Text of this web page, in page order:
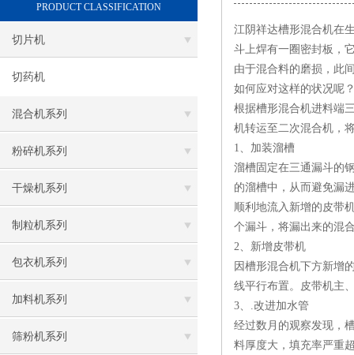
PRODUCT CLASSIFICATION
切片机
切药机
混合机系列
粉碎机系列
干燥机系列
制粒机系列
包衣机系列
加料机系列
筛粉机系列
江阴祥达槽形混合机在
斗上焊有一圈密封板，
由于混合料的磨损，此
如何应对这样的状况呢
根据槽形混合机进料端
机转运至二次混合机，
1、加装溜槽
溜槽固定在三通漏斗的
的溜槽中，从而避免漏
顺利地流入新增的皮带
个漏斗，将漏出来的混
2、新增皮带机
因槽形混合机下方新增
线平行布置。皮带机主
3、.改进加水管
经过数月的观察发现，
料厚度大，填充率严重